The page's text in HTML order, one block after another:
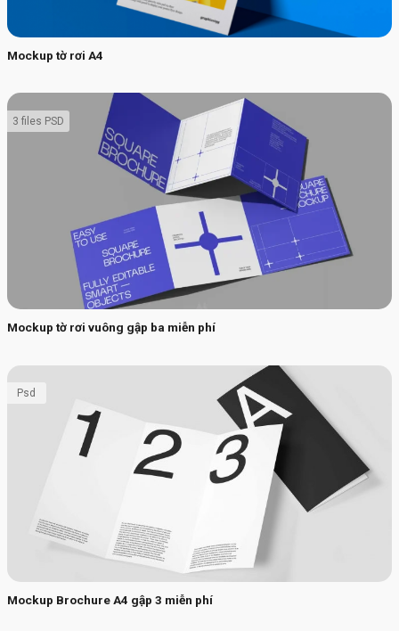
Mockup tờ rơi A4
Mockup tờ rơi vuông gập ba miễn phí
3 files PSD
Mockup Brochure A4 gập 3 miễn phí
Psd